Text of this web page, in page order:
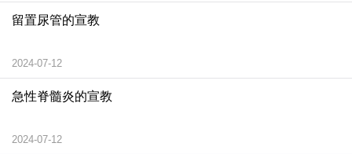
留置尿管的宣教
2024-07-12
急性脊髓炎的宣教
2024-07-12